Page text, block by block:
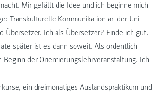
Mir gefällt die Idee und ich beginne mich
Transkulturelle Kommunikation an der Uni
Übersetzer. Ich als Übersetzer? Finde ich gut.
später ist es dann soweit. Als ordentlich
der Orientierungslehrveranstaltung. Ich
ein dreimonatiges Auslandspraktikum und